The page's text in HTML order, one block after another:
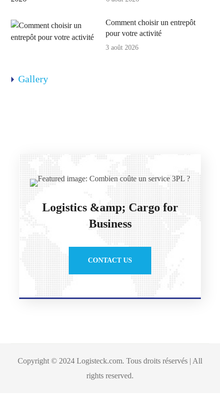
Comment choisir un entrepôt
pour votre activité
3 août 2026
Gallery
Logistics &amp; Cargo for
Business
CONTACT US
Copyright © 2024 Logisteck.com. Tous droits réservés | All
rights reserved.